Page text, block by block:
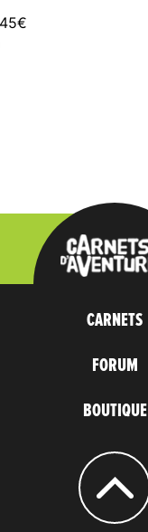
CARNETS
FORUM
BOUTIQUE